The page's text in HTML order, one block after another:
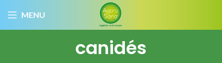
MENU
canidés